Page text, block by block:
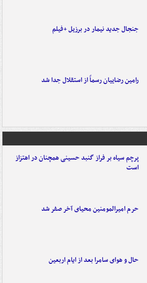
جنجال جدید نیمار در برزیل +فیلم
رامین رضاییان رسماً از استقلال جدا شد
پرچم سیاه بر فراز گنبد حسینی همچنان در اهتزاز
است
حرم امیرالمومنین محیای آخر صفر شد
حال و هوای سامرا بعد از ایام اربعین